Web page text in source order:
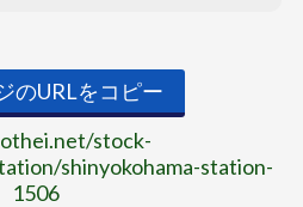
のURLをコピー
stock-
shinyokohama-station-
1506